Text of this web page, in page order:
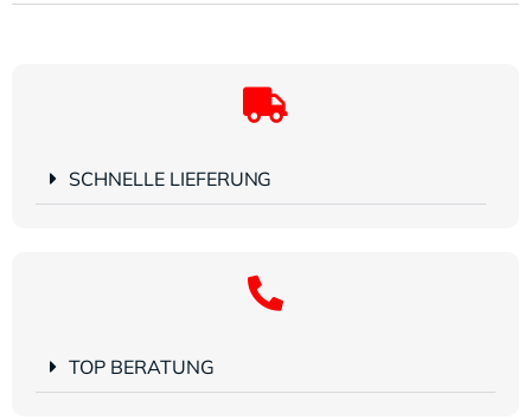
SCHNELLE LIEFERUNG
TOP BERATUNG